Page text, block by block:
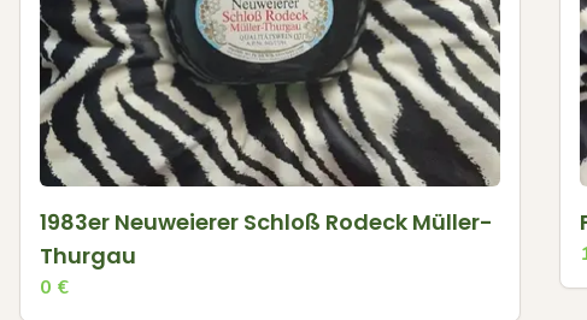
1983er Neuweierer Schloß Rodeck Müller-
Thurgau
0 €